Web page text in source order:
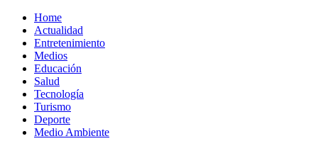
Home
Actualidad
Entretenimiento
Medios
Educación
Salud
Tecnología
Turismo
Deporte
Medio Ambiente